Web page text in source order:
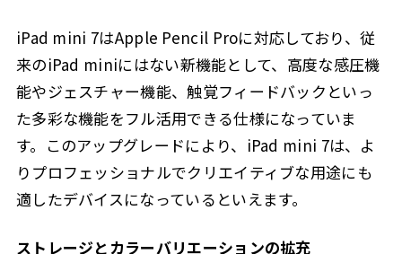
iPad mini 7はApple Pencil Proに対応しており、従
来のiPad miniにはない新機能として、高度な感圧機
能やジェスチャー機能、触覚フィードバックといっ
た多彩な機能をフル活用できる仕様になっていま
す。このアップグレードにより、iPad mini 7は、よ
りプロフェッショナルでクリエイティブな用途にも
適したデバイスになっているといえます。
ストレージとカラーバリエーションの拡充